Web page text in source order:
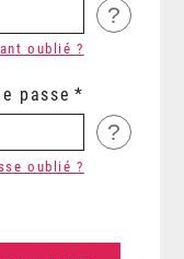
?
oublié ?
passe
?
oublié ?